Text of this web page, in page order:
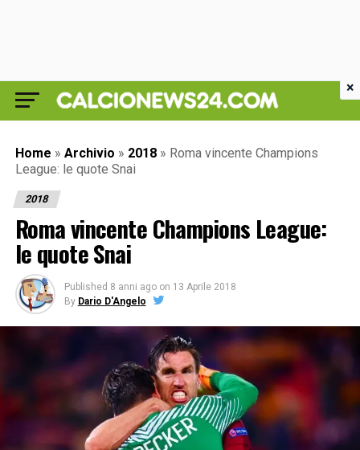
Home » Archivio » 2018 » Roma vincente Champions
League: le quote Snai
2018
Roma vincente Champions League:
le quote Snai
Published 8 anni ago on 13 Aprile 2018
By Dario D'Angelo
×